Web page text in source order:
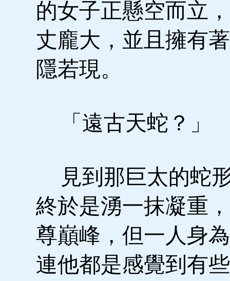
的女子正懸空而立
丈龐大，並且擁有
隱若現。
「遠古天蛇？」
見到那巨太的蛇
終於是湧一抹凝重
尊巔峰，但一人身
連他都是感覺到有